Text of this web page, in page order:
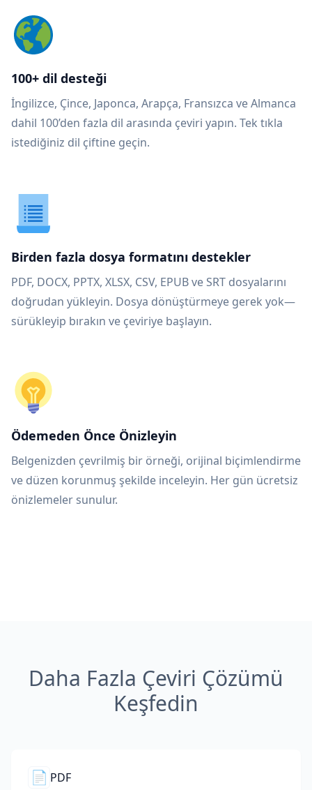
100+ dil desteği
İngilizce, Çince, Japonca, Arapça, Fransızca ve Almanca
dahil 100’den fazla dil arasında çeviri yapın. Tek tıkla
istediğiniz dil çiftine geçin.
Birden fazla dosya formatını destekler
PDF, DOCX, PPTX, XLSX, CSV, EPUB ve SRT dosyalarını
doğrudan yükleyin. Dosya dönüştürmeye gerek yok—
sürükleyip bırakın ve çeviriye başlayın.
Ödemeden Önce Önizleyin
Belgenizden çevrilmiş bir örneği, orijinal biçimlendirme
ve düzen korunmuş şekilde inceleyin. Her gün ücretsiz
önizlemeler sunulur.
Daha Fazla Çeviri Çözümü
Keşfedin
📄 PDF